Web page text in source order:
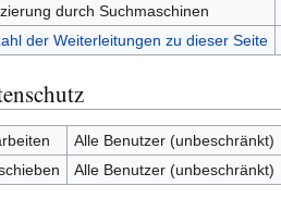
durch Suchmaschinen
der Weiterleitungen zu dieser Seite
Alle Benutzer (unbeschränkt)
Alle Benutzer (unbeschränkt)